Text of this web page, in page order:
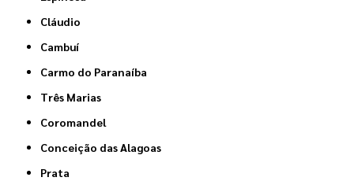
Cláudio
Cambuí
Carmo do Paranaíba
Três Marias
Coromandel
Conceição das Alagoas
Prata